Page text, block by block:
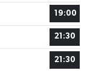
19:00
21:30
21:30